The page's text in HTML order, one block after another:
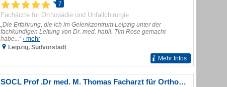
7
Fachärzte für Orthopädie und Unfallchirurgie
„Die Erfahrung, die ich im Gelenkzentrum Leipzig unter der
fachkundigen Leitung von Dr. med. habil. Tim Rose gemacht
habe...“› mehr
Leipzig, Südvorstadt
Mehr Infos
SOCL Prof .Dr med. M. Thomas Facharzt für Orthopädie und Unfallchirurgie